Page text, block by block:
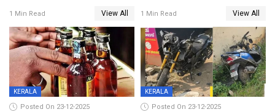
59 വർഷം തടവും 90,൦൦൦ രൂപ
പിഴയും ശിക്ഷ
1 Min Read View All
കണ്ടെത്താൻ ഇന്ന് കോർ
കമ്മിറ്റി കൂടിയില്ല';
അതൃപ്തിയുമായി ദീപ്തി മേരി
വർഗീസ്
1 Min Read View All
KERALA
Posted On 23-12-2025
KERALA
Posted On 23-12-2025